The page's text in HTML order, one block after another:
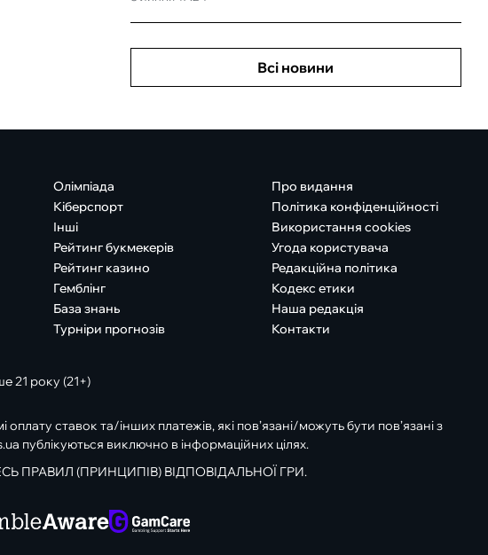
Всі новини
Олімпіада
Кіберспорт
Інші
Рейтинг букмекерів
Рейтинг казино
Гемблінг
База знань
Турніри прогнозів
Про видання
Політика конфіденційності
Використання cookies
Угода користувача
Редакційна політика
Кодекс етики
Наша редакція
Контакти
21 року (21+)
ставок та/інших платежів, які пов’язані/можуть бути пов’язані з
публікуються виключно в інформаційних цілях.
ПРАВИЛ (ПРИНЦИПІВ) ВІДПОВІДАЛЬНОЇ ГРИ.